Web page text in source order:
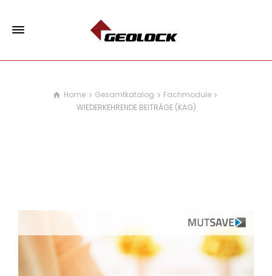
Home Gesamtkatalog
Fachmodule
WIEDERKEHRENDE BEITRÄGE (KAG)